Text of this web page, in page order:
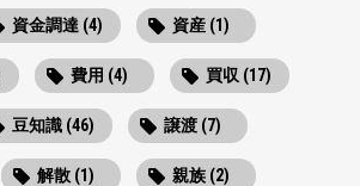
資金調達 (4) 資産 (1)
費用 (4) 買収 (17)
豆知識 (46) 譲渡 (7)
解散 (1) 親族 (2)